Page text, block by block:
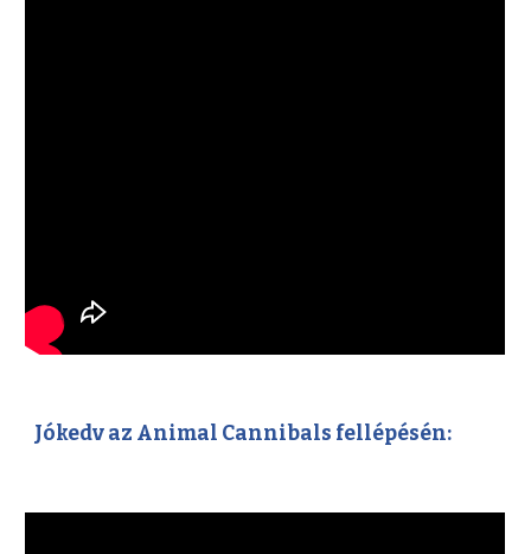
Jókedv az Animal Cannibals fellépésén: